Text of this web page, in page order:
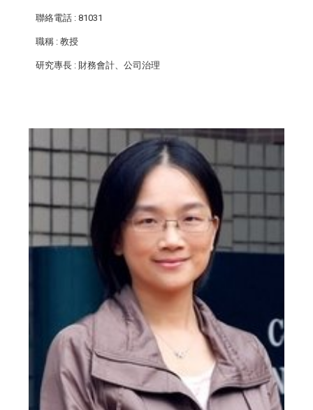
聯絡電話 : 81031
職稱 : 教授
研究專長 : 財務會計、公司治理